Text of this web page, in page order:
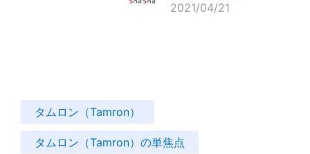
2021/04/21
タムロン（Tamron）
タムロン（Tamron）の単焦点